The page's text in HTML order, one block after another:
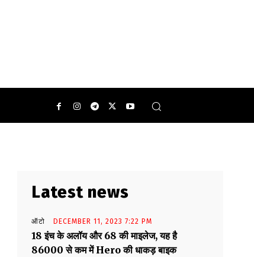
Latest news
ऑटो DECEMBER 11, 2023 7:22 PM
18 इंच के अलॉय और 68 की माइलेज, यह है
86000 से कम में Hero की धाकड़ बाइक